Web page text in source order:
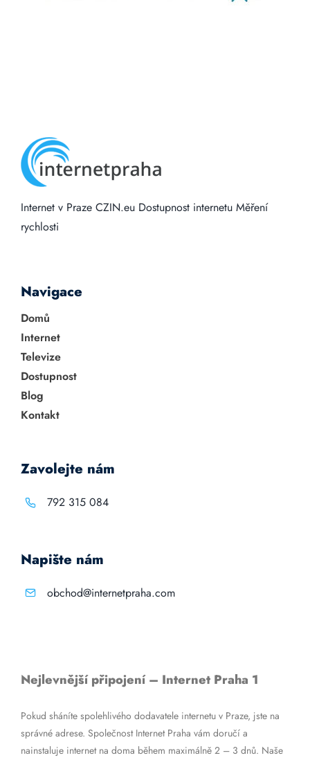
Internet v Praze CZIN.eu Dostupnost internetu Měření
rychlosti
Navigace
Domů
Internet
Televize
Dostupnost
Blog
Kontakt
Zavolejte nám
792 315 084
Napište nám
obchod@internetpraha.com
Nejlevnější připojení – Internet Praha 1
Pokud sháníte spolehlivého dodavatele internetu v Praze, jste na
správné adrese. Společnost Internet Praha vám doručí a
nainstaluje internet na doma během maximálně 2 – 3 dnů. Naše